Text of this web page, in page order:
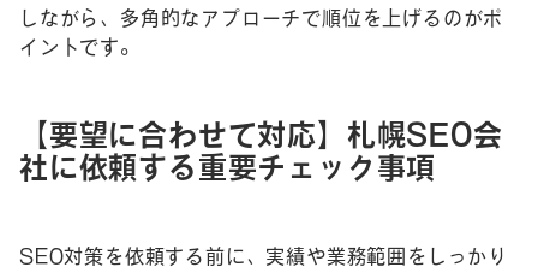
しながら、多角的なアプローチで順位を上げるのがポ
イントです。
【要望に合わせて対応】札幌SEO会
社に依頼する重要チェック事項
SEO対策を依頼する前に、実績や業務範囲をしっかり